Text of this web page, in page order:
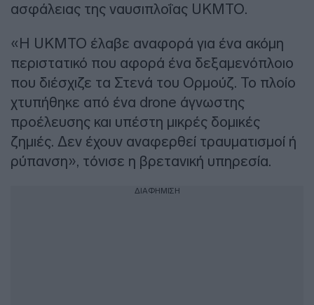
ασφάλειας της ναυσιπλοΐας UKMTO.
«Η UKMTO έλαβε αναφορά για ένα ακόμη
περιστατικό που αφορά ένα δεξαμενόπλοιο
που διέσχιζε τα Στενά του Ορμούζ. Το πλοίο
χτυπήθηκε από ένα drone άγνωστης
προέλευσης και υπέστη μικρές δομικές
ζημιές. Δεν έχουν αναφερθεί τραυματισμοί ή
ρύπανση», τόνισε η βρετανική υπηρεσία.
ΔΙΑΦΗΜΙΣΗ